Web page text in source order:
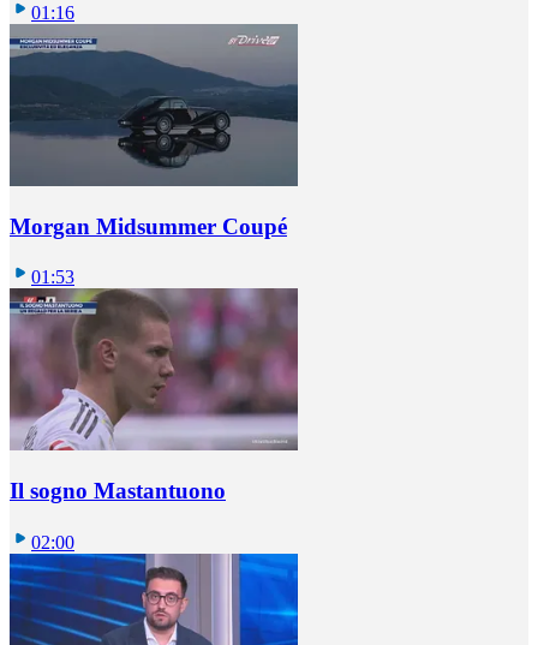
01:16
Morgan Midsummer Coupé
01:53
Il sogno Mastantuono
02:00